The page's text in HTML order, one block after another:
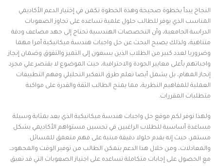
النجاح يبدأ بخطوة صحيحة وهذة الخطوة تكمن في إختيار الدعم الأكاديمي
المناسب الذي يوفر للطالب حلول علمية تساعده على تجاوز الصعوبات
الدراسة الجامعية، وأن التخصصات الهندسية تحتاج إلى جهد مضاعف ودقة
متناهية، ولذلك يصبح البحث عن حل واجبات هندسة ميكانيكية أمرا مهما
وضروريا لعدد كبير من الطلاب الذين يسعون إلى التميز والتفوق وضمان إنجاز
واجباتهم بأعلى معايير الجودة والاحترافية، حيث الموضوع لا يقتصر علي مجرد
إنجاز المهام، بل يشمل أيضا تعلم طرق التفكير التحليلي وفهم التطبيقات
العملية للمفاهيم النظرية، مما يمنح الطالب الثقة والقدرة على مواكبة
متطلبات المقررات.
ولهذا نوفر لكم موقع حل واجبات هندسة ميكانيكية الذي يعد بمثابة وسيلة
مساعدة أساسية للطلاب الراغبين في تحسين مستواهم الأكاديمي بشكل
مستمر، حيث إنه يقدم حلولا دقيقة مبنية على فهم متعمق للمسائل
والمعادلات، ومن خلال هذا الدعم يتمكن الطالب من توفير الوقت والمجهود،
مع الحصول على إجابات متكاملة تساعده على اجتياز الصعوبات التي قد تعيق